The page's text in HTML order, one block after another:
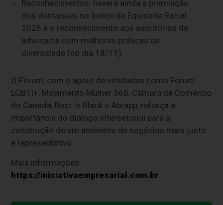
Reconhecimentos: haverá ainda a premiação
dos destaques no Índice de Equidade Racial
2025 e o reconhecimento aos escritórios de
advocacia com melhores práticas de
diversidade (no dia 18/11).
O Fórum, com o apoio de entidades como Fórum
LGBTI+, Movimento Mulher 360, Câmara de Comércio
do Canadá, Best In Black e Abrapp, reforça a
importância do diálogo intersetorial para a
construção de um ambiente de negócios mais justo
e representativo.
Mais informações:
https://iniciativaempresarial.com.br